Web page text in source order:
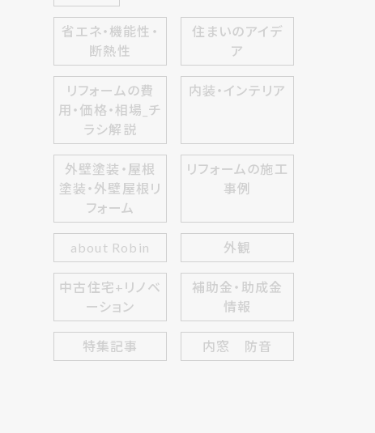
省エネ・機能性・
断熱性
住まいのアイデ
ア
リフォームの費
用・価格・相場_チ
ラシ解説
内装・インテリア
外壁塗装・屋根
塗装・外壁屋根リ
フォーム
リフォームの施工
事例
about Robin 外観
中古住宅+リノベ
ーション
補助金・助成金
情報
特集記事 内窓 防音